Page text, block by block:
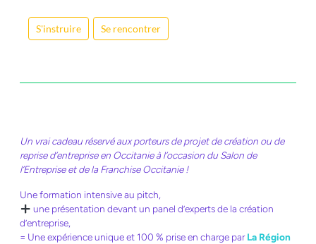
S'instruire Se rencontrer
Un vrai cadeau réservé aux porteurs de projet de création ou de
reprise d’entreprise en Occitanie à l’occasion du Salon de
l’Entreprise et de la Franchise Occitanie !
Une formation intensive au pitch,
une présentation devant un panel d’experts de la création
d’entreprise,
= Une expérience unique et 100 % prise en charge parLa Région